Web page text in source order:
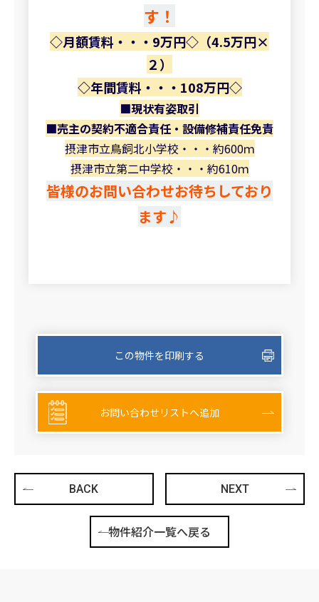
す！
◇月額賃料・・・9万円◇（4.5万円×
２）
◇年間賃料・・・108万円◇
■現状有姿取引
■売主の契約不適合責任・設備修補責任免責
摂津市立鳥飼北小学校・・・約600ｍ
摂津市立第二中学校・・・約610ｍ
皆様のお問い合わせお待ちしており
ます♪
この物件を印刷する
お問い合わせリストへ追加
BACK
物件紹介一覧へ戻る
NEXT